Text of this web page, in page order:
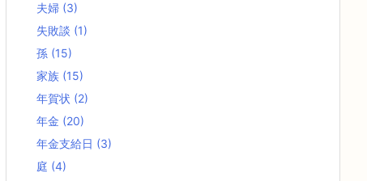
夫婦 (3)
失敗談 (1)
孫 (15)
家族 (15)
年賀状 (2)
年金 (20)
年金支給日 (3)
庭 (4)